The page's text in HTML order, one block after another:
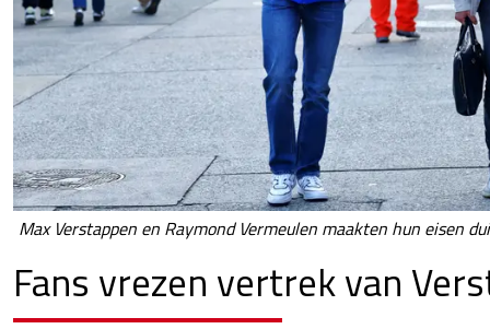
Max Verstappen en Raymond Vermeulen maakten hun eisen
Fans vrezen vertrek van